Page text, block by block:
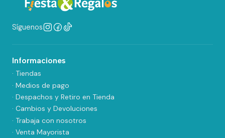
Síguenos
Informaciones
· Tiendas
· Medios de pago
· Despachos y Retiro en Tienda
· Cambios y Devoluciones
· Trabaja con nosotros
· Venta Mayorista